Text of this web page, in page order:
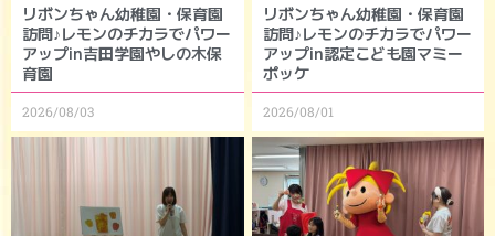
リボンちゃん幼稚園・保育園
訪問♪レモンのチカラでパワー
アップin吉田学園やしの木保
育園
2026/08/03
リボンちゃん幼稚園・保育園
訪問♪レモンのチカラでパワー
アップin認定こども園マミー
ポッケ
2026/08/01